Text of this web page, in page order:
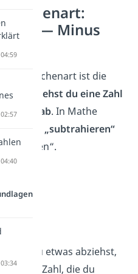
— Minus
Grundrechenart ist die
Hier
ziehst du eine Zahl
ab. In Mathe
„subtrahieren“
rechnen“.
115
der du etwas abziehst,
. Die Zahl, die du